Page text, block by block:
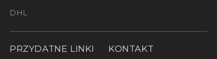
DHL
PRZYDATNE LINKI KONTAKT